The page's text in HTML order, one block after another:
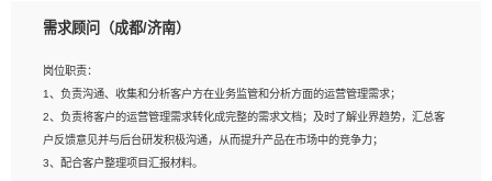
2、2年以上图像处理开发经验，熟悉python和spark开发；
建深度学习系统环境；
4、熟悉OPENCV、HALCON等常用图像处理软件，熟练进行图像处理；
5、熟悉主流的分类算法、聚类算法和关联分析算法原理，能熟练使用神经网络算法
的进行业务建模；
6、对OCR领域有深入的研究，熟悉模型调参，压缩和整型化方法；
需求顾问（成都/济南）
岗位职责：
1、负责沟通、收集和分析客户方在业务监管和分析方面的运营管理需求；
2、负责将客户的运营管理需求转化成完整的需求文档；及时了解业界趋势，汇总客
户反馈意见并与后台研发积极沟通，从而提升产品在市场中的竞争力；
3、配合客户整理项目汇报材料。